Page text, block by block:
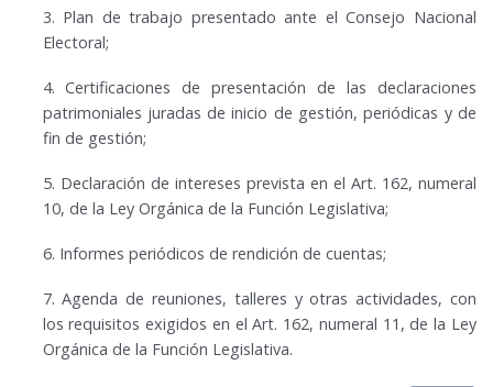
3. Plan de trabajo presentado ante el Consejo Nacional
Electoral;
4. Certificaciones de presentación de las declaraciones
patrimoniales juradas de inicio de gestión, periódicas y de
fin de gestión;
5. Declaración de intereses prevista en el Art. 162, numeral
10, de la Ley Orgánica de la Función Legislativa;
6. Informes periódicos de rendición de cuentas;
7. Agenda de reuniones, talleres y otras actividades, con
los requisitos exigidos en el Art. 162, numeral 11, de la Ley
Orgánica de la Función Legislativa.